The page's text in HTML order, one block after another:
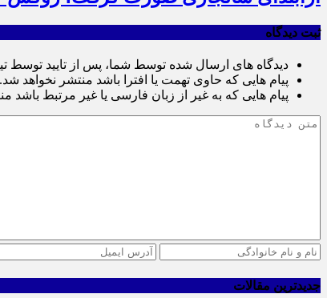
ثبت دیدگاه
دیدگاه های ارسال شده توسط شما، پس از تایید توسط
پیام هایی که حاوی تهمت یا افترا باشد منتشر نخواهد شد.
پیام هایی که به غیر از زبان فارسی یا غیر مرتبط باشد
جدیدترین مقالات